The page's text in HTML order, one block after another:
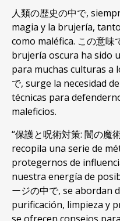
人類の歴史の中で,
magia y la brujería,
como maléfica. この意味
brujería oscura ha sido
para muchas culturas a
で, surge la necesidad
técnicas para
maleficios.
“保護と呪術対策: 闇の魔
recopila una serie de
protegernos de
nuestra energía de
ージの中で, se abordan
purificación, limpieza y